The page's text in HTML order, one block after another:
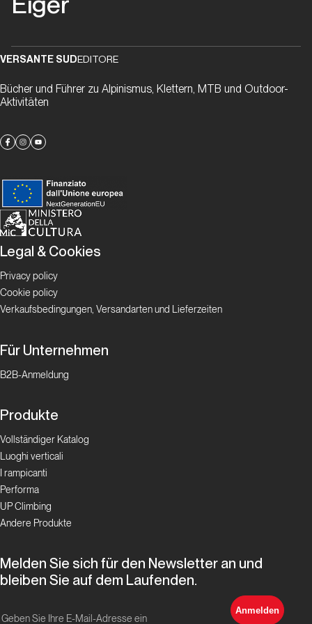
riprovarci
Tra
e
terra
Storia
Moderna
The
Swiss
Machine
Storia Moderna
Storia Moderna
Merci
la Vie
Top Routes
Possessione
da Eiger
VERSANTE SUDEDITORE
Bücher und Führer zu Alpinismus, Klettern, MTB und Outdoor-
Aktivitäten
Legal & Cookies
Privacy policy
Cookie policy
Verkaufsbedingungen, Versandarten und Lieferzeiten
Für Unternehmen
B2B-Anmeldung
Produkte
Vollständiger Katalog
Luoghi verticali
I rampicanti
Performa
UP Climbing
Andere Produkte
Melden Sie sich für den Newsletter an und
bleiben Sie auf dem Laufenden.
Anmelden